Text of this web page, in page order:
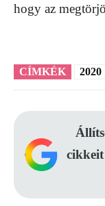
hogy az
CÍMKÉK 2020